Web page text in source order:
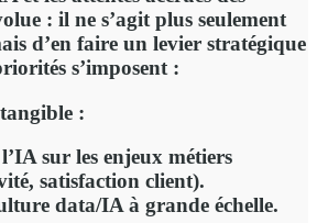
: il ne s’agit plus seulement
d’en faire un levier stratégique
s’imposent :
:
sur les enjeux métiers
satisfaction client).
data/IA à grande échelle.